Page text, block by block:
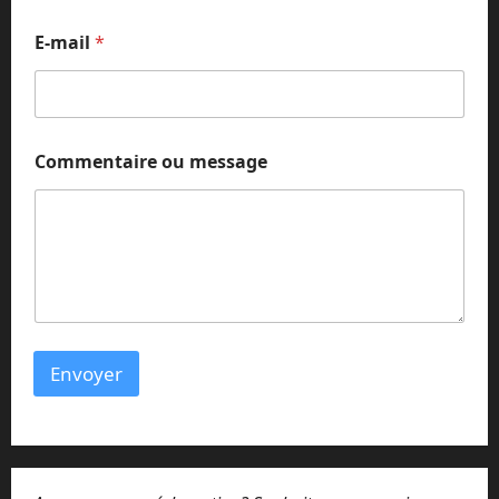
N
o
m
o
E-mail *
Commentaire ou message
Envoyer